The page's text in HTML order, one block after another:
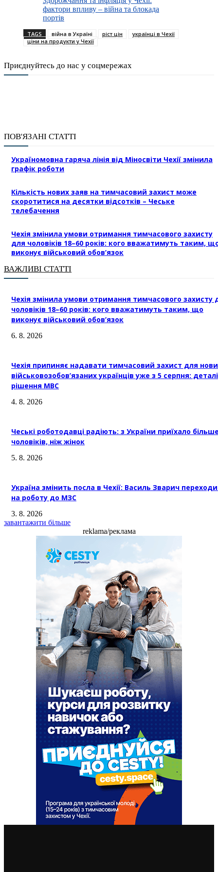
фактори впливу – війна та блокада
портів
TAGS війна в Україні ріст цін
українці в Чехії
ціни на продукти у Чехії
Приєднуйтесь до нас у соцмережах
ПОВ'ЯЗАНІ СТАТТІ
Україномовна гаряча лінія від Міносвіти Чехії змінила
графік роботи
Кількість нових заяв на тимчасовий захист може
скоротитися на десятки відсотків – Чеське
телебачення
Чехія змінила умови отримання тимчасового захисту
для чоловіків 18–60 років: кого вважатимуть таким,
виконує військовий обов’язок
ВАЖЛИВІ СТАТТІ
Чехія змінила умови отримання тимчасового захисту
чоловіків 18–60 років: кого вважатимуть таким, що
виконує військовий обов’язок
6. 8. 2026
Чехія припиняє надавати тимчасовий захист для
військовозобов’язаних українців уже з 5 серпня: деталі
рішення МВС
4. 8. 2026
Чеські роботодавці радіють: з України приїхало
чоловіків, ніж жінок
5. 8. 2026
Україна змінить посла в Чехії: Василь Зварич
на роботу до МЗС
3. 8. 2026
завантажити більше
reklama/реклама